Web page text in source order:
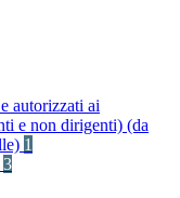
autorizzati ai
e non dirigenti) (da
1
3